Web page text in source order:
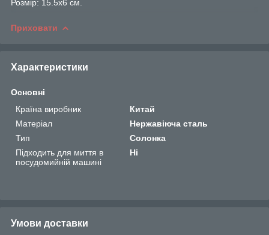
Розмір: 15.5х6 см.
Приховати
Характеристики
Основні
Країна виробник
Китай
Матеріал
Нержавіюча сталь
Тип
Солонка
Підходить для миття в
посудомийній машині
Ні
Умови доставки